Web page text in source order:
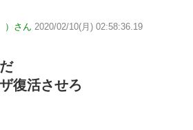
）さん 2020/02/10(月) 02:58:36.19
復活させろ